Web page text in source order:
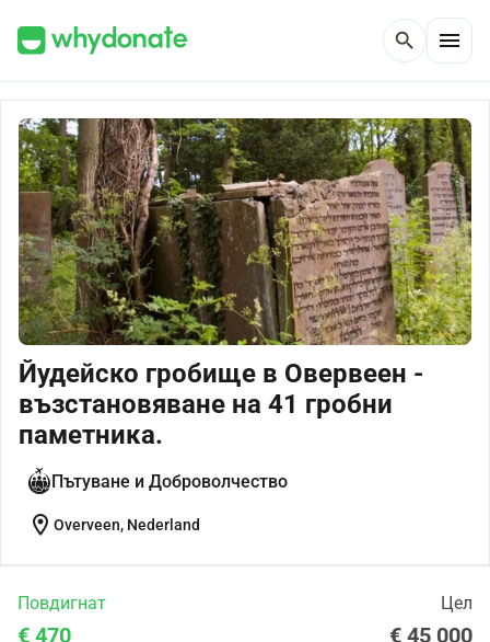
search menu
Йудейско гробище в Овервеен -
възстановяване на 41 гробни
паметника.
Пътуване и Доброволчество
location_on Overveen, Nederland
Повдигнат Цел
€ 470 € 45 000